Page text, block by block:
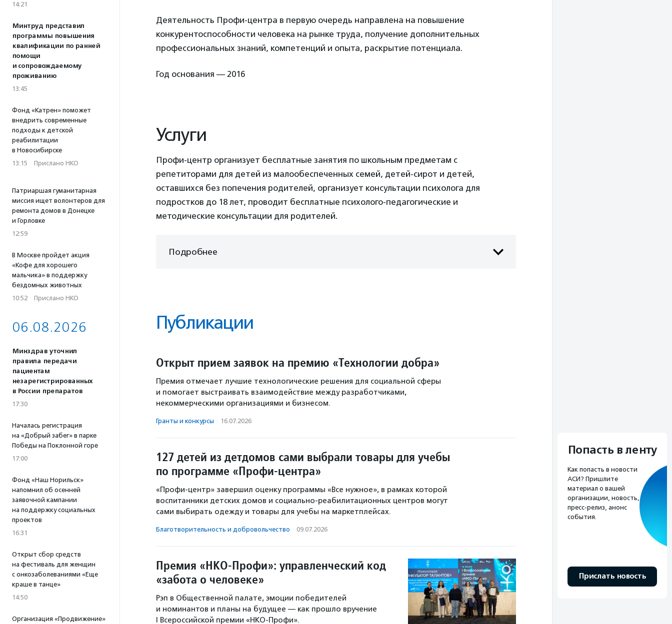
14:21
Минтруд представил
программы повышения
квалификации по ранней
помощи
и сопровождаемому
проживанию
13:45
Фонд «Катрен» поможет
внедрить современные
подходы к детской
реабилитации
в Новосибирске
13:15 · Прислано НКО
Патриаршая гуманитарная
миссия ищет волонтеров для
ремонта домов в Донецке
и Горловке
12:59
В Москве пройдет акция
«Кофе для хорошего
мальчика» в поддержку
бездомных животных
10:52 · Прислано НКО
06.08.2026
Минздрав уточнил
правила передачи
пациентам
незарегистрированных
в России препаратов
17:30
Началась регистрация
на «Добрый забег» в парке
Победы на Поклонной горе
17:00
Фонд «Наш Норильск»
напомнил об осенней
заявочной кампании
на поддержку социальных
проектов
16:31
Открыт сбор средств
на фестиваль для женщин
с онкозаболеваниями «Еще
краше в танце»
14:50
Организация «Продвижение»
Деятельность Профи-центра в первую очередь направлена на повышение
конкурентоспособности человека на рынке труда, получение дополнительных
профессиональных знаний, компетенций и опыта, раскрытие потенциала.
Год основания — 2016
Услуги
Профи-центр организует бесплатные занятия по школьным предметам с
репетиторами для детей из малообеспеченных семей, детей-сирот и детей,
оставшихся без попечения родителей, организует консультации психолога для
подростков до 18 лет, проводит бесплатные психолого-педагогические и
методические консультации для родителей.
Подробнее
Публикации
Открыт прием заявок на премию «Технологии добра»
Премия отмечает лучшие технологические решения для социальной сферы
и помогает выстраивать взаимодействие между разработчиками,
некоммерческими организациями и бизнесом.
Гранты и конкурсы · 16.07.2026
127 детей из детдомов сами выбрали товары для учебы
по программе «Профи-центра»
«Профи-центр» завершил оценку программы «Все нужное», в рамках которой
воспитанники детских домов и социально-реабилитационных центров могут
сами выбирать одежду и товары для учебы на маркетплейсах.
Благотвори­тель­ность и доброволь­чест­во · 09.07.2026
Премия «НКО-Профи»: управленческий код
«забота о человеке»
Рэп в Общественной палате, эмоции победителей
и номинантов и планы на будущее — как прошло вручение
I Всероссийской премии «НКО-Профи».
Попасть в ленту
Как попасть в новости
АСИ? Пришлите
материал о вашей
организации, новость,
пресс-релиз, анонс
события.
Прислать новость